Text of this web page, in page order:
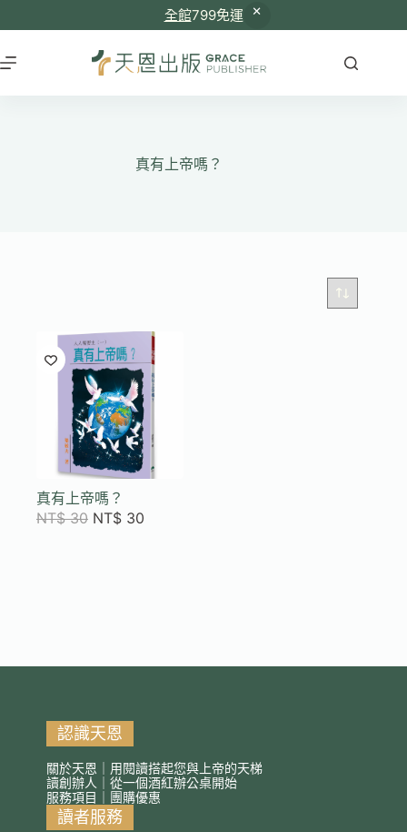
全館799免運
至
主
真有上帝嗎？
真有上帝嗎？
NT$30 NT$ 30
認識天恩
關於天恩｜用閱讀搭起您與上帝的天梯
讀創辦人｜從一個酒紅辦公桌開始
服務項目｜團購優惠
讀者服務